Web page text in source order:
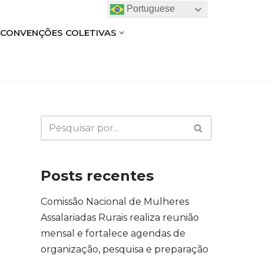
CONVENÇÕES COLETIVAS
Posts recentes
Comissão Nacional de Mulheres
Assalariadas Rurais realiza reunião
mensal e fortalece agendas de
organização, pesquisa e preparação
Portuguese